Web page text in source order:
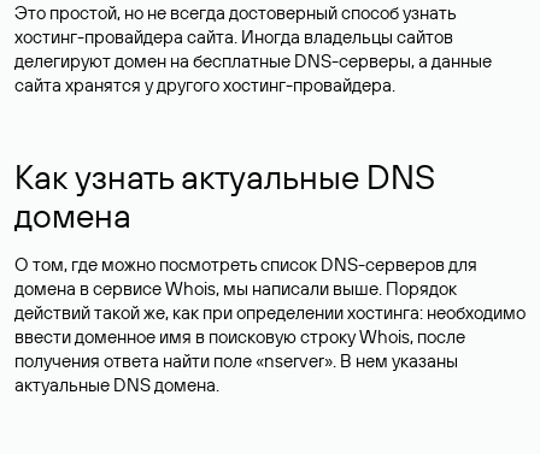
Это простой, но не всегда достоверный способ узнать
хостинг-провайдера сайта. Иногда владельцы сайтов
делегируют домен на бесплатные DNS-серверы, а данные
сайта хранятся у другого хостинг-провайдера.
Как узнать актуальные DNS
домена
О том, где можно посмотреть список DNS-серверов для
домена в сервисе Whois, мы написали выше. Порядок
действий такой же, как при определении хостинга: необходимо
ввести доменное имя в поисковую строку Whois, после
получения ответа найти поле «nserver». В нем указаны
актуальные DNS домена.